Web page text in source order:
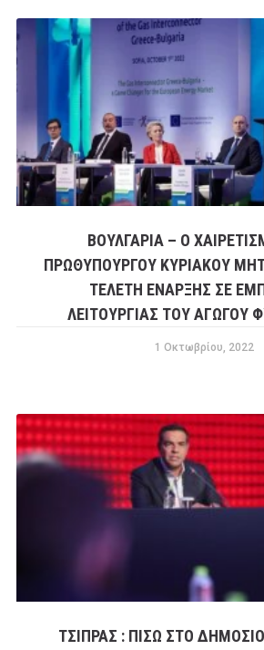
ΒΟΥΛΓΑΡΊΑ – Ο
ΠΡΩΘΥΠΟΥΡΓΟΎ ΚΥΡΙΆΚΟΥ
ΤΕΛΕΤΉ ΈΝΑΡΞΗΣ ΣΕ
ΛΕΙΤΟΥΡΓΊΑΣ ΤΟΥ ΑΓΩΓΟΎ
1 Οκτωβρίου, 2022
ΤΣΙΠΡΑΣ : ΠΙΣΩ ΣΤΟ